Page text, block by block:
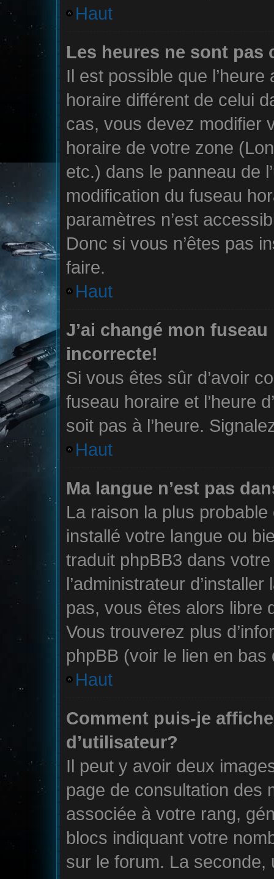
Haut
Les heures ne sont pas
Il est possible que
horaire différent de celui
cas, vous devez modifier
horaire de votre zone
etc.) dans le panneau de
modification du fuseau
paramètres n’est
Donc si vous n’êtes pas
faire.
Haut
J’ai changé mon
incorrecte!
Si vous êtes sûr d’avoir
fuseau horaire et l’heure
soit pas à l’heure.
Haut
Ma langue n’est pas
La raison la plus probable
installé votre langue ou
traduit phpBB3 dans
l’administrateur
pas, vous êtes alors libre
Vous trouverez plus
phpBB (voir le lien en bas
Haut
Comment puis-je
d’utilisateur?
Il peut y avoir deux
page de consultation des
associée à votre rang,
blocs indiquant votre
sur le forum. La